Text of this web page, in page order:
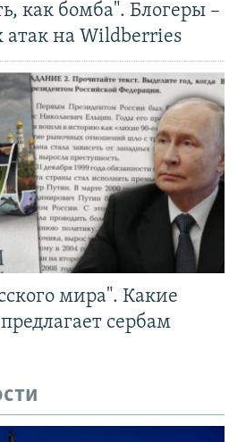
как бомба". Блогеры –
атак на Wildberries
мира". Какие
сербам